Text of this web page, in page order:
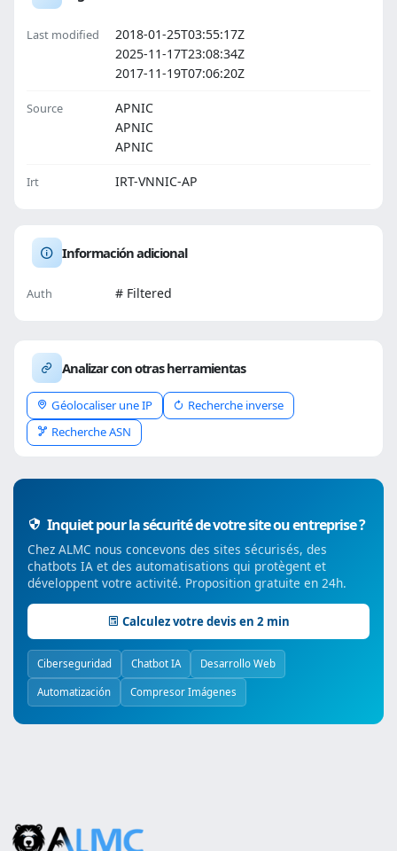
Last modified
2018-01-25T03:55:17Z
2025-11-17T23:08:34Z
2017-11-19T07:06:20Z
Source
APNIC
APNIC
APNIC
Irt IRT-VNNIC-AP
Información adicional
Auth # Filtered
Analizar con otras herramientas
Géolocaliser une IP
Recherche inverse
Recherche ASN
Inquiet pour la sécurité de votre site ou entreprise ?
Chez ALMC nous concevons des sites sécurisés, des
chatbots IA et des automatisations qui protègent et
développent votre activité. Proposition gratuite en 24h.
Calculez votre devis en 2 min
Ciberseguridad Chatbot IA Desarrollo Web
Automatización Compresor Imágenes